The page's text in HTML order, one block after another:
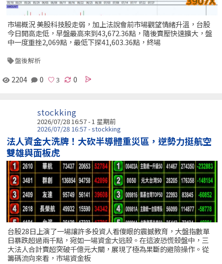
市場概況 美股科技股走弱，加上法說會前市場觀望情緒升溫，台股
今日開高走低，早盤最高來到43,672.36點，隨後賣壓快速擴大，盤
中一度重挫2,069點，最低下探41,603.36點，終場
盤後解析
2204 0 0
stockking
2026/07/28 16:57 - 1 星期前
2026/07/28 16:57 - stockking
法人資金大洗牌！大砍半導體重災區，逆勢力挺航空
雙雄與面板虎
台股28日上演了一場讓許多投資人看傻眼的震撼教育，大盤指數單
日暴跌超過兩千點，宛如一場資金大逃殺。在這波恐慌殺盤中，三
大法人合計賣超突破千億元大關，展現了極為果斷的避險操作。從
籌碼流向來看，市場資金板